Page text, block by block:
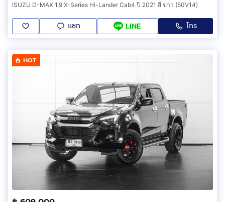
ISUZU D-MAX 1.9 X-Series Hi-Lander Cab4 ปี 2021 สี ขาว (50V14)
แชท LINE โทร
HOT